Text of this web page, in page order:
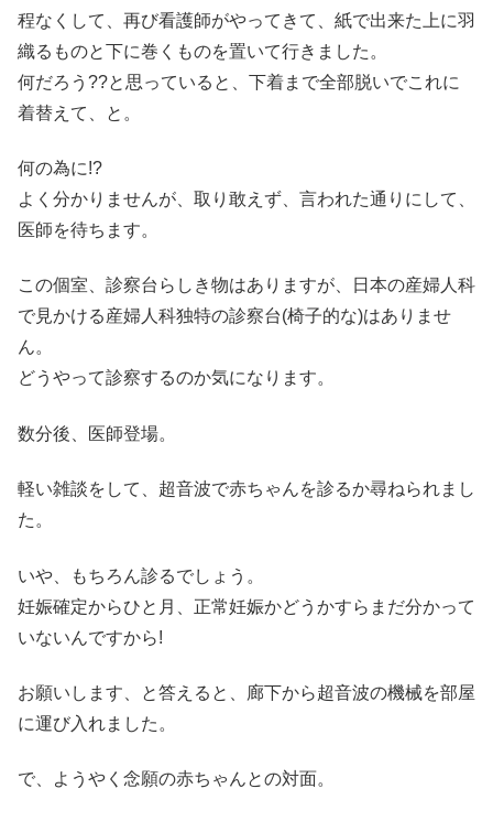
程なくして、再び看護師がやってきて、紙で出来た上に羽
織るものと下に巻くものを置いて行きました。
何だろう??と思っていると、下着まで全部脱いでこれに
着替えて、と。
何の為に!?
よく分かりませんが、取り敢えず、言われた通りにして、
医師を待ちます。
この個室、診察台らしき物はありますが、日本の産婦人科
で見かける産婦人科独特の診察台(椅子的な)はありませ
ん。
どうやって診察するのか気になります。
数分後、医師登場。
軽い雑談をして、超音波で赤ちゃんを診るか尋ねられまし
た。
いや、もちろん診るでしょう。
妊娠確定からひと月、正常妊娠かどうかすらまだ分かって
いないんですから!
お願いします、と答えると、廊下から超音波の機械を部屋
に運び入れました。
で、ようやく念願の赤ちゃんとの対面。